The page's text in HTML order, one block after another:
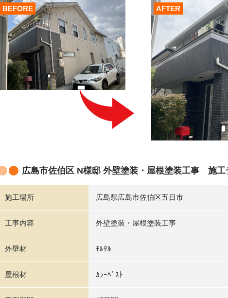
AFTER
BEFORE
広島市佐伯区 N様邸 外壁塗装・屋根塗装工事 施工
施工場所 広島県広島市佐伯区五日市
工事内容 外壁塗装・屋根塗装工事
外壁材 ﾓﾙﾀﾙ
屋根材 ｶﾗｰﾍﾞｽﾄ